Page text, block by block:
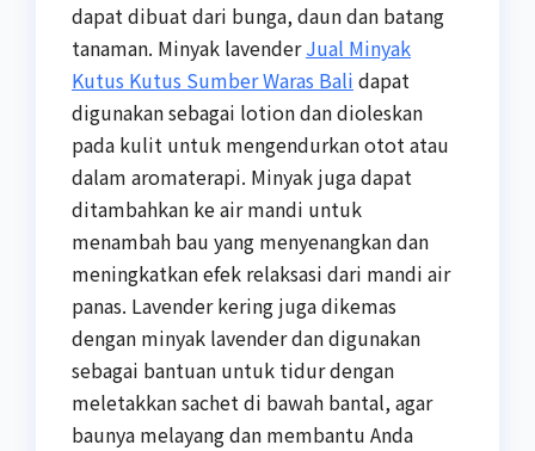
dapat dibuat dari bunga, daun dan batang
tanaman. Minyak lavenderJual Minyak
Kutus Kutus Sumber Waras Bali dapat
digunakan sebagai lotion dan dioleskan
pada kulit untuk mengendurkan otot atau
dalam aromaterapi. Minyak juga dapat
ditambahkan ke air mandi untuk
menambah bau yang menyenangkan dan
meningkatkan efek relaksasi dari mandi air
panas. Lavender kering juga dikemas
dengan minyak lavender dan digunakan
sebagai bantuan untuk tidur dengan
meletakkan sachet di bawah bantal, agar
baunya melayang dan membantu Anda